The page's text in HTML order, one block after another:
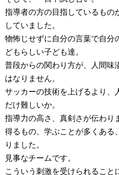
指導者の方の目指しているもの
していました。
物怖じせずに自分の言葉で自分
どもらしい子ども達。
普段からの関わり方が、人間味
はなりません。
サッカーの技術を上げるより、
だけ難しいか。
指導力の高さ、真剣さが伝わり
得るもの、学ぶことが多くある
りました。
見事なチームです。
こういう刺激を受けられること